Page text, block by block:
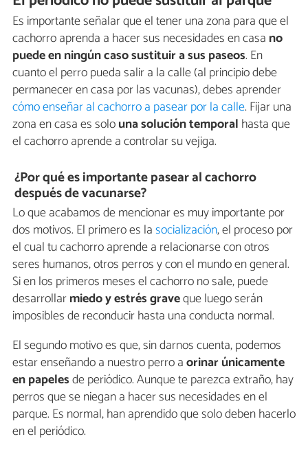
Es importante señalar que el tener una zona para que el
cachorro aprenda a hacer sus necesidades en casa no
puede en ningún caso sustituir a sus paseos. En
cuanto el perro pueda salir a la calle (al principio debe
permanecer en casa por las vacunas), debes aprender
cómo enseñar al cachorro a pasear por la calle. Fijar una
zona en casa es solouna solución temporal hasta que
el cachorro aprende a controlar su vejiga.
¿Por qué es importante pasear al cachorro
después de vacunarse?
Lo que acabamos de mencionar es muy importante por
dos motivos. El primero es lasocialización, el proceso por
el cual tu cachorro aprende a relacionarse con otros
seres humanos, otros perros y con el mundo en general.
Si en los primeros meses el cachorro no sale, puede
desarrollarmiedo y estrés graveque luego serán
imposibles de reconducir hasta una conducta normal.
El segundo motivo es que, sin darnos cuenta, podemos
estar enseñando a nuestro perro aorinar únicamente
en papelesde periódico. Aunque te parezca extraño, hay
perros que se niegan a hacer sus necesidades en el
parque. Es normal, han aprendido que solo deben hacerlo
en el periódico.